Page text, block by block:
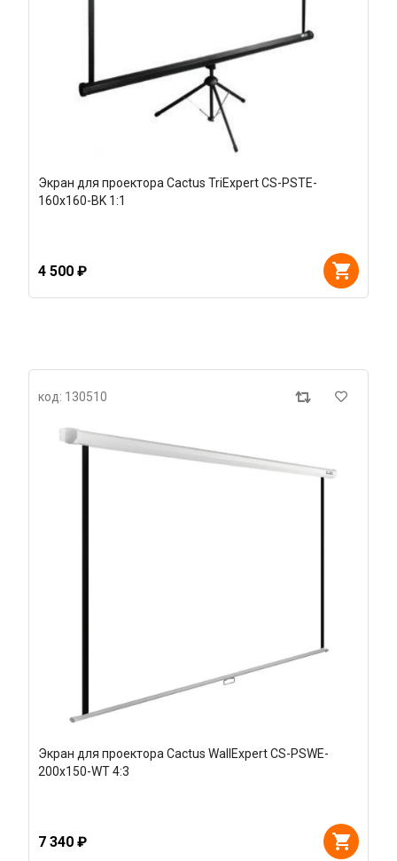
Экран для проектора Cactus TriExpert CS-PSTE-
160x160-BK 1:1
4 500 ₽
код: 130510
Экран для проектора Cactus WallExpert CS-PSWE-
200x150-WT 4:3
7 340 ₽